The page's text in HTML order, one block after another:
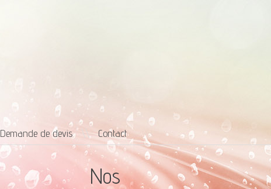
Demande de devis \\ Contact
Nos